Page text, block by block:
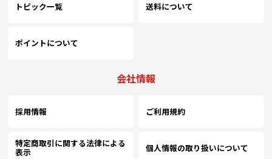
トピック一覧 送料について
ポイントについて
会社情報
採用情報 ご利用規約
特定商取引に関する法律による
表示
個人情報の取り扱いについて